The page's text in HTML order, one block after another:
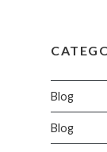
Blog
Blog